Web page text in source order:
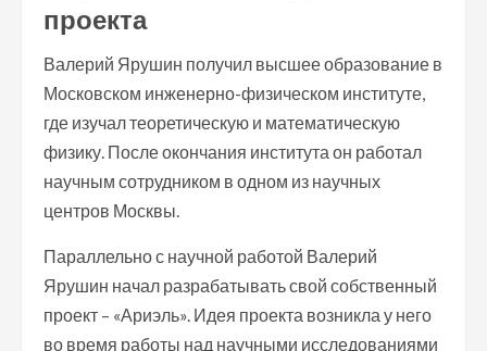
проекта
Валерий Ярушин получил высшее образование в
Московском инженерно-физическом институте,
где изучал теоретическую и математическую
физику. После окончания института он работал
научным сотрудником в одном из научных
центров Москвы.
Параллельно с научной работой Валерий
Ярушин начал разрабатывать свой собственный
проект – «Ариэль». Идея проекта возникла у него
во время работы над научными исследованиями